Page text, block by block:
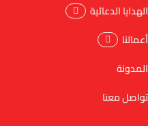
الهدايا الدعائية
أعمالنا
المدونة
تواصل معنا